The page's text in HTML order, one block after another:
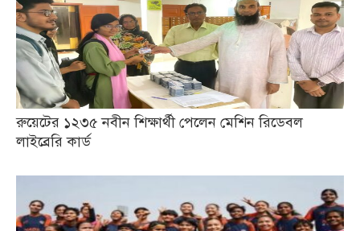
রুয়েটের ১২৩৫ নবীন শিক্ষার্থী পেলেন মেশিন রিডেবল
লাইব্রেরি কার্ড